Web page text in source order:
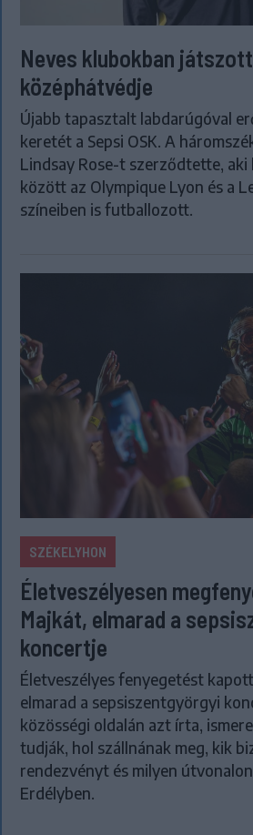
Neves klubokban
középhátvédje
Újabb tapasztalt labdarúgóval
keretét a Sepsi OSK. A
Lindsay Rose-t szerződtette,
között az Olympique Lyon és a
színeiben is futballozott.
SZÉKELYHON
Életveszélyesen
Majkát, elmarad a
koncertje
Életveszélyes fenyegetést
elmarad a sepsiszentgyörgyi
közösségi oldalán azt írta,
tudják, hol szállnának meg, kik
rendezvényt és milyen
Erdélyben.